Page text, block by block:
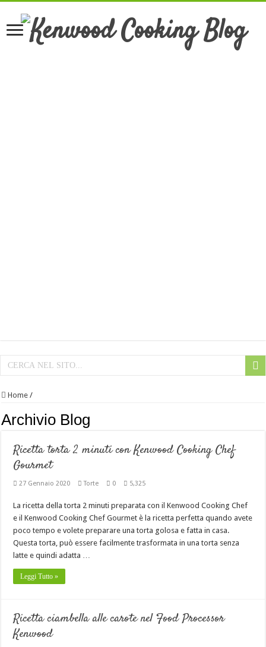
Home /
Archivio Blog
Ricetta torta 2 minuti con Kenwood Cooking Chef
Gourmet
27 Gennaio 2020 Torte 0 5,325
La ricetta della torta 2 minuti preparata con il Kenwood Cooking Chef
e il Kenwood Cooking Chef Gourmet è la ricetta perfetta quando avete
poco tempo e volete preparare una torta golosa e fatta in casa.
Questa torta, può essere facilmente trasformata in una torta senza
latte e quindi adatta …
Leggi Tutto »
Ricetta ciambella alle carote nel Food Processor
Kenwood